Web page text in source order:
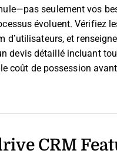
seulement vos
évoluent. Vérifiez
d’utilisateurs, et
devis détaillé incluant
coût de possession
CRM